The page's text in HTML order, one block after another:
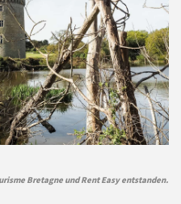
Bretagne und Rent Easy entstanden.